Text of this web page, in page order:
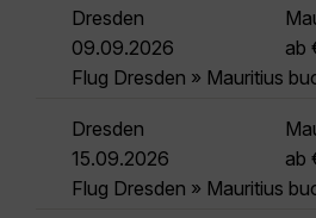
Dresden
09.09.2026
ab
Flug Dresden » Mauritius
Dresden
15.09.2026
ab
Flug Dresden » Mauritius